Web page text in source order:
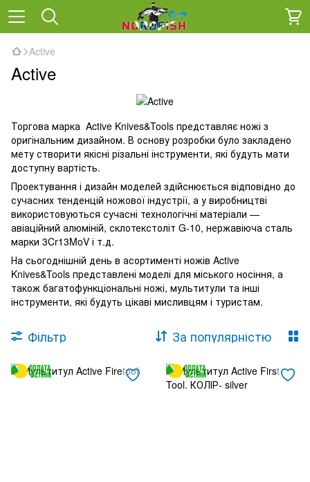
Active
Active
Торгова марка Active Knives&Tools представляє ножі з
оригінальним дизайном. В основу розробки було закладено
мету створити якісні різальні інструменти, які будуть мати
доступну вартість.
Проектування і дизайн моделей здійснюється відповідно до
сучасних тенденцій ножової індустрії, а у виробництві
використовуються сучасні технологічні матеріали —
авіаційний алюміній, склотекстоліт G-10, нержавіюча сталь
марки 3Cr13MoV і т.д.
На сьогоднішній день в асортименті ножів Active
Knives&Tools представлені моделі для міського носіння, а
також багатофункціональні ножі, мультитули та інші
інструменти, які будуть цікаві мисливцям і туристам.
Фільтр За популярністю